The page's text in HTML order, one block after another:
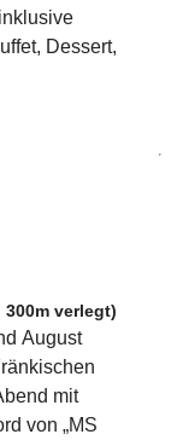
Dessert,
verlegt)
August
mit
von „MS